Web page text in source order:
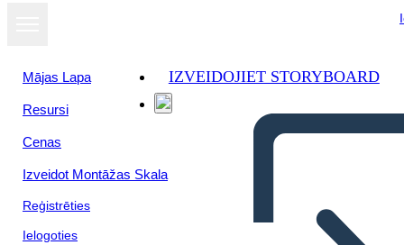
Mājas Lapa
Resursi
Cenas
Izveidot Montāžas Skala
Reģistrēties
Ielogoties
IZVEIDOJIET STORYBOARD
Skatīt kā
slaidrādi